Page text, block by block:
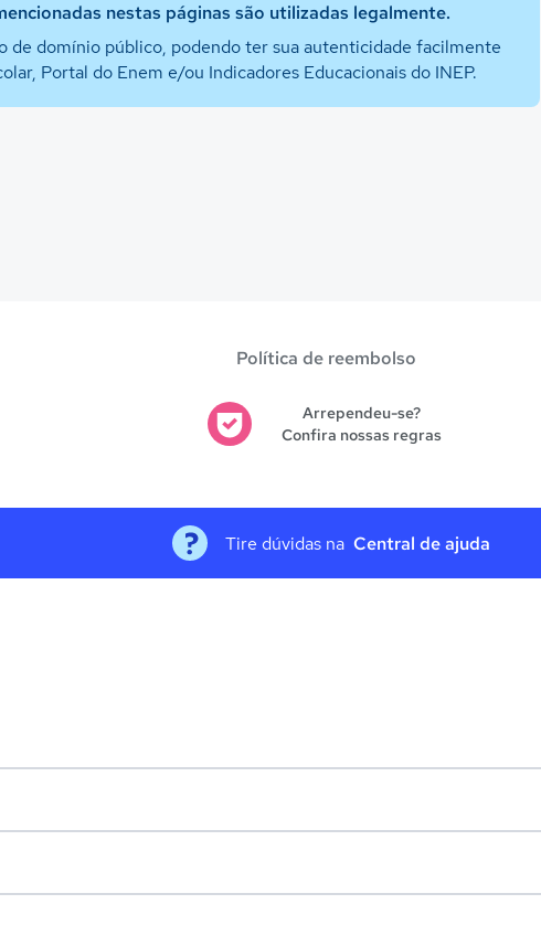
nestas páginas são utilizadas legalmente.
de domínio público, podendo ter sua autenticidade facilmente
Portal do Enem e/ou Indicadores Educacionais do INEP.
Política de reembolso
Arrependeu-se?
Confira nossas regras
Tire dúvidas na Central de ajuda